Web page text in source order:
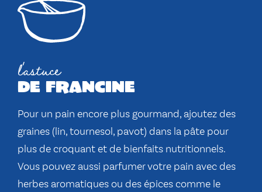
l'astuce
de francine
Pour un pain encore plus gourmand, ajoutez des
graines (lin, tournesol, pavot) dans la pâte pour
plus de croquant et de bienfaits nutritionnels.
Vous pouvez aussi parfumer votre pain avec des
herbes aromatiques ou des épices comme le